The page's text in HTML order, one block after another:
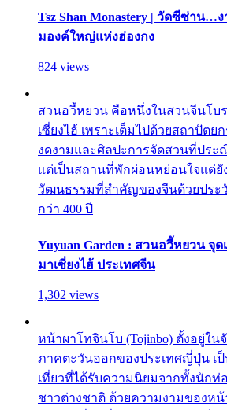
Tsz Shan Monastery | วัดซีซ่าน…
มองค์ใหญ่แห่งฮ่องกง
824 views
สวนอวี้หยวน คือหนึ่งในสวนจีนโบ
เซี่ยงไฮ้ เพราะเต็มไปด้วยสถาปัต
งดงามและศิลปะการจัดสวนที่ประ
แต่เป็นสถานที่พักผ่อนหย่อนใจแต่ยั
วัฒนธรรมที่สำคัญของจีนด้วยประ
กว่า 400 ปี
Yuyuan Garden : สวนอวี้หยวน จุ
มาเซี่ยงไฮ้ ประเทศจีน
1,302 views
หน้าผาโทจินโบ (Tojinbo) ตั้งอยู่ใน
ภาคตะวันออกของประเทศญี่ปุ่น เ
เที่ยวที่ได้รับความนิยมจากทั้งนักท่
ชาวต่างชาติ ด้วยความงามของห